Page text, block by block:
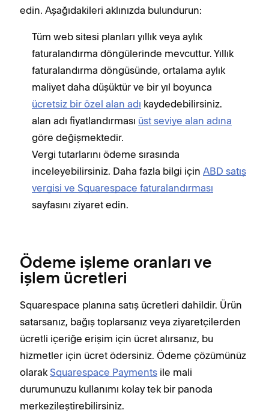
edin. Aşağıdakileri aklınızda bulundurun:
Tüm web sitesi planları yıllık veya aylık
faturalandırma döngülerinde mevcuttur. Yıllık
faturalandırma döngüsünde, ortalama aylık
maliyet daha düşüktür ve bir yıl boyunca
ücretsiz bir özel alan adı kaydedebilirsiniz.
alan adı fiyatlandırması üst seviye alan adına
göre değişmektedir.
Vergi tutarlarını ödeme sırasında
inceleyebilirsiniz. Daha fazla bilgi için ABD satış
vergisi ve Squarespace faturalandırması
sayfasını ziyaret edin.
Ödeme işleme oranları ve
işlem ücretleri
Squarespace planına satış ücretleri dahildir. Ürün
satarsanız, bağış toplarsanız veya ziyaretçilerden
ücretli içeriğe erişim için ücret alırsanız, bu
hizmetler için ücret ödersiniz. Ödeme çözümünüz
olarak Squarespace Payments ile mali
durumunuzu kullanımı kolay tek bir panoda
merkezileştirebilirsiniz.